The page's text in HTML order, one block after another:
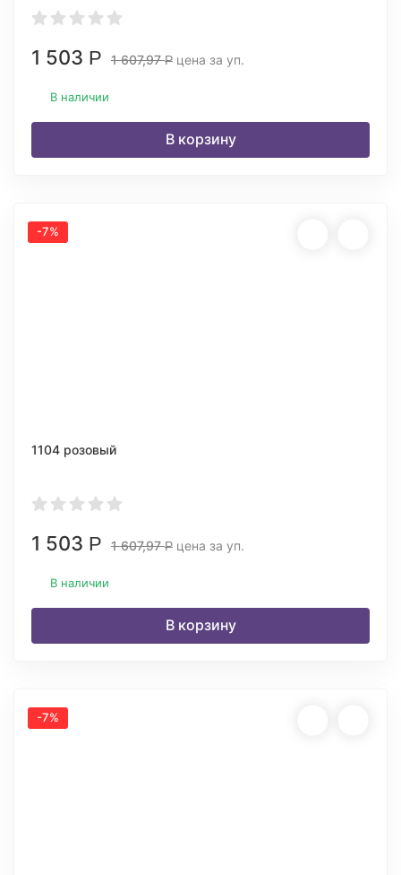
1 503 Р 1 607,97Р цена за уп.
В наличии
В корзину
-7%
1104 розовый
1 503 Р 1 607,97Р цена за уп.
В наличии
В корзину
-7%